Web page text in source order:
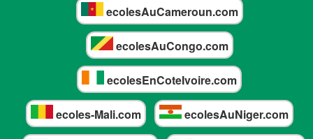
ecolesAuCameroun.com
ecolesAuCongo.com
ecolesEnCoteIvoire.com
ecoles-Mali.com ecolesAuNiger.com